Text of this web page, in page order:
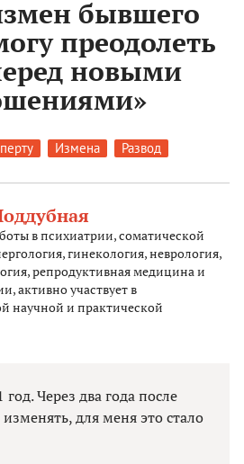
бывшего
преодолеть
новыми
Измена Развод
в психиатрии, соматической
гинекология, неврология,
репродуктивная медицина и
активно участвует в
научной и практической
Через два года после
для меня это стало